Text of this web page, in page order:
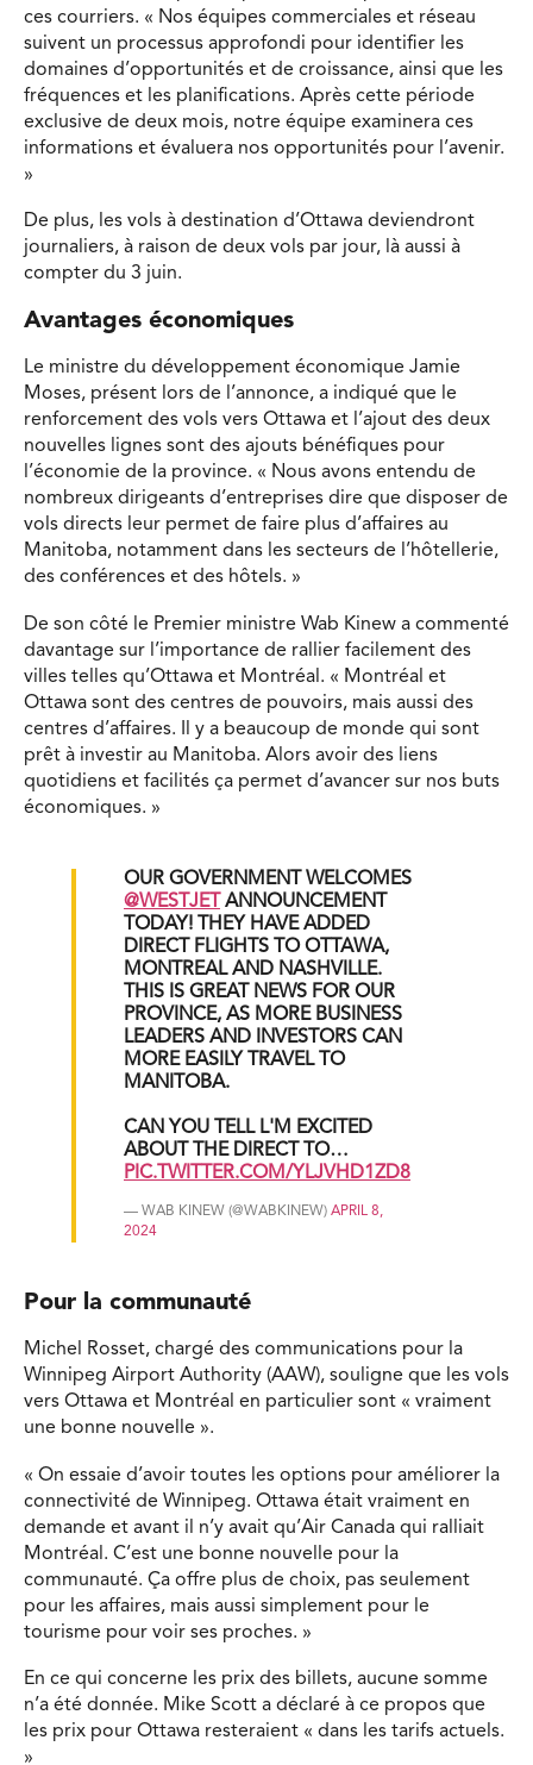
ces courriers. « Nos équipes commerciales et réseau
suivent un processus approfondi pour identifier les
domaines d’opportunités et de croissance, ainsi que les
fréquences et les planifications. Après cette période
exclusive de deux mois, notre équipe examinera ces
informations et évaluera nos opportunités pour l’avenir.
»
De plus, les vols à destination d’Ottawa deviendront
journaliers, à raison de deux vols par jour, là aussi à
compter du 3 juin.
Avantages économiques
Le ministre du développement économique Jamie
Moses, présent lors de l’annonce, a indiqué que le
renforcement des vols vers Ottawa et l’ajout des deux
nouvelles lignes sont des ajouts bénéfiques pour
l’économie de la province. « Nous avons entendu de
nombreux dirigeants d’entreprises dire que disposer de
vols directs leur permet de faire plus d’affaires au
Manitoba, notamment dans les secteurs de l’hôtellerie,
des conférences et des hôtels. »
De son côté le Premier ministre Wab Kinew a commenté
davantage sur l’importance de rallier facilement des
villes telles qu’Ottawa et Montréal. « Montréal et
Ottawa sont des centres de pouvoirs, mais aussi des
centres d’affaires. Il y a beaucoup de monde qui sont
prêt à investir au Manitoba. Alors avoir des liens
quotidiens et facilités ça permet d’avancer sur nos buts
économiques. »
OUR GOVERNMENT WELCOMES
@WESTJET
ANNOUNCEMENT
TODAY! THEY HAVE ADDED
DIRECT FLIGHTS TO OTTAWA,
MONTREAL AND NASHVILLE.
THIS IS GREAT NEWS FOR OUR
PROVINCE, AS MORE BUSINESS
LEADERS AND INVESTORS CAN
MORE EASILY TRAVEL TO
MANITOBA.
CAN YOU TELL L'M EXCITED
ABOUT THE DIRECT TO…
PIC.TWITTER.COM/YLJVHD1ZD8
— WAB KINEW (@WABKINEW) APRIL 8,
2024
Pour la communauté
Michel Rosset, chargé des communications pour la
Winnipeg Airport Authority (AAW), souligne que les vols
vers Ottawa et Montréal en particulier sont « vraiment
une bonne nouvelle ».
« On essaie d’avoir toutes les options pour améliorer la
connectivité de Winnipeg. Ottawa était vraiment en
demande et avant il n’y avait qu’Air Canada qui ralliait
Montréal. C’est une bonne nouvelle pour la
communauté. Ça offre plus de choix, pas seulement
pour les affaires, mais aussi simplement pour le
tourisme pour voir ses proches. »
En ce qui concerne les prix des billets, aucune somme
n’a été donnée. Mike Scott a déclaré à ce propos que
les prix pour Ottawa resteraient « dans les tarifs actuels.
»